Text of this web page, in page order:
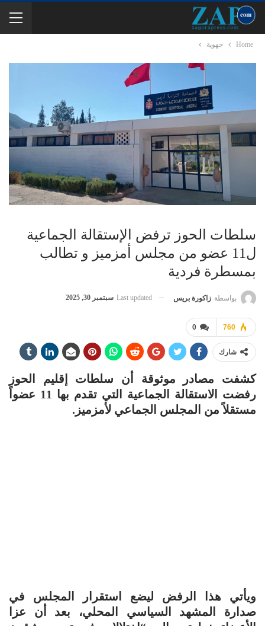
Home جهوية
سلطات الحوز ترفض الإستقالة الجماعية
ل11 عضو من مجلس أمزميز و تطالب
بمسطرة فردية
بواسطة زاكورة بريس Last updated سبتمبر 30, 2025
0 760
شارك
كشفت مصادر موثوقة أن سلطات إقليم الحوز
رفضت الاستقالة الجماعية التي تقدم بها 11 عضواً
مستقلاً من المجلس الجماعي لأمزميز.
ويأتي هذا الرفض ليضع استقرار المجلس في
صدارة المشهد السياسي المحلي، بعد أن عزا